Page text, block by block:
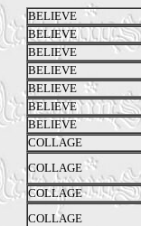
BELIEVE
BELIEVE
BELIEVE
BELIEVE
BELIEVE
BELIEVE
BELIEVE
COLLAGE
COLLAGE
COLLAGE
COLLAGE